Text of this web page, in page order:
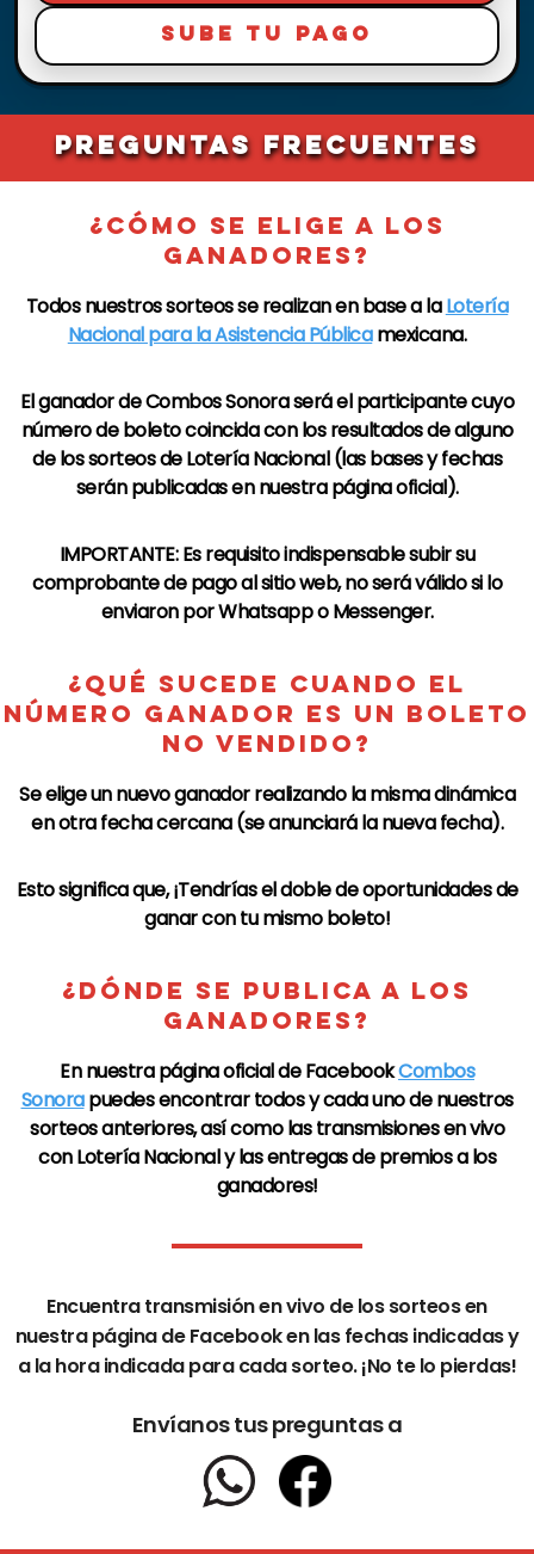
SUBE TU PAGO
PREGUNTAS FRECUENTES
¿CÓMO SE ELIGE A LOS
GANADORES?
Todos nuestros sorteos se realizan en base a laLotería
Nacional para la Asistencia Públicamexicana.​
El ganador deCombos Sonoraserá el participante cuyo
número de boleto coincida con los resultados de alguno
de los sorteos deLotería Nacional (las bases y fechas
serán publicadas en nuestra página oficial).
IMPORTANTE: Es requisito indispensable subir su
comprobante de pago al sitio web, no será válido si lo
enviaron por Whatsapp o Messenger.
¿QUÉ SUCEDE CUANDO EL
NÚMERO GANADOR ES UN BOLETO
NO VENDIDO?
Se elige un nuevo ganador realizando la misma dinámica
en otra fecha cercana (se anunciará la nueva fecha).
Esto significa que, ¡Tendrías el doble de oportunidades de
ganar con tu mismo boleto!
¿DÓNDE SE PUBLICA A LOS
GANADORES?
En nuestra página oficial de FacebookCombos
Sonorapuedes encontrar todos y cada uno de nuestros
sorteos anteriores, así como las transmisiones en vivo
conLotería Nacionaly las entregas de premios a los
ganadores!
Encuentra transmisión en vivo de los sorteos en
nuestra página deFacebooken las fechas indicadas y
a la hora indicada para cada sorteo. ¡No te lo pierdas!
Envíanos tus preguntas a